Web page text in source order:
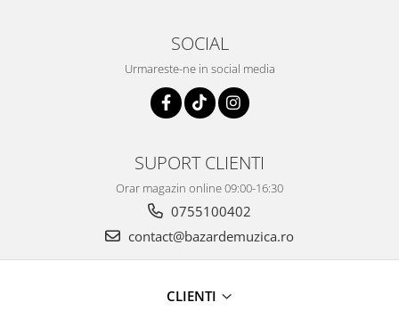
SOCIAL
Urmareste-ne in social media
SUPORT CLIENTI
Orar magazin online 09:00-16:30
0755100402
contact@bazardemuzica.ro
CLIENTI